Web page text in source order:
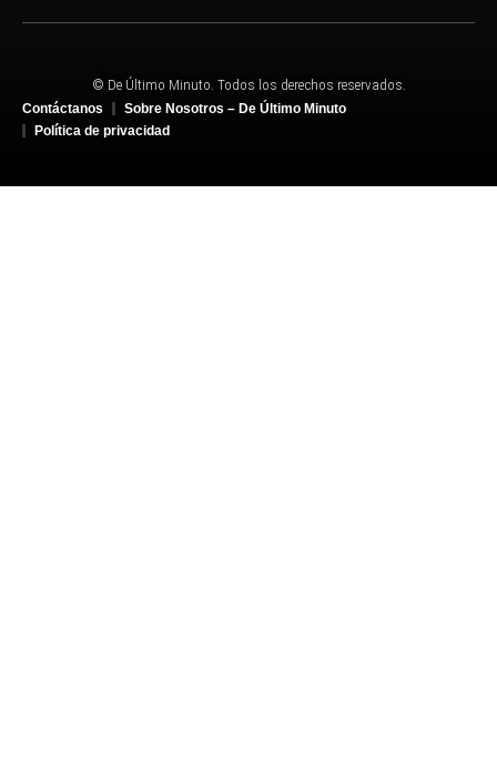
© De Último Minuto. Todos los derechos reservados.
Contáctanos
Sobre Nosotros – De Último Minuto
Política de privacidad